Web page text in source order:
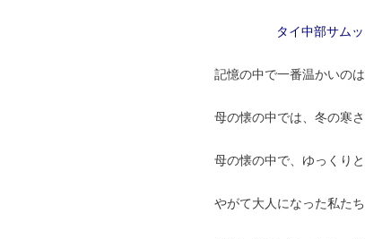
タイ中部サム
記憶の中で一番温かいの
母の懐の中では、冬の寒
母の懐の中で、ゆっくり
やがて大人になった私た